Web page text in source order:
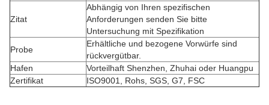
Zitat
Abhängig von Ihren spezifischen
Anforderungen senden Sie bitte
Untersuchung mit Spezifikation
Probe
Erhältliche und bezogene Vorwürfe sind
rückvergütbar.
Hafen
Vorteilhaft Shenzhen, Zhuhai oder Huangpu
Zertifikat
ISO9001, Rohs, SGS, G7, FSC